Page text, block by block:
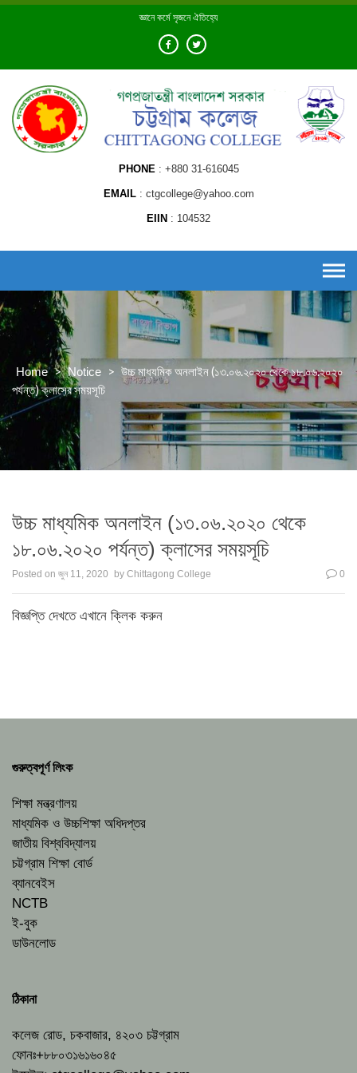
Skip
জ্ঞানে কর্মে সৃজনে ঐতিহ্যে
PHONE +880 31-616045
EMAIL ctgcollege@yahoo.com
EIIN 104532
Home > Notice > উচ্চ মাধ্যমিক অনলাইন (১৩.০৬.২০২০ থেকে ১৮.০৬.২০২০
পর্যন্ত) ক্লাসের সময়সূচি
উচ্চ মাধ্যমিক অনলাইন (১৩.০৬.২০২০ থেকে
১৮.০৬.২০২০ পর্যন্ত) ক্লাসের সময়সূচি
Posted on জুন 11, 2020 by Chittagong College 0
বিজ্ঞপ্তি দেখতে এখানে ক্লিক করুন
গুরুত্বপূর্ণ লিংক
শিক্ষা মন্ত্রণালয়
মাধ্যমিক ও উচ্চশিক্ষা অধিদপ্তর
জাতীয় বিশ্ববিদ্যালয়
চট্টগ্রাম শিক্ষা বোর্ড
ব্যানবেইস
NCTB
ই-বুক
ডাউনলোড
ঠিকানা
কলেজ রোড, চকবাজার, ৪২০৩ চট্টগ্রাম
ফোনঃ+৮৮০৩১৬১৬০৪৫